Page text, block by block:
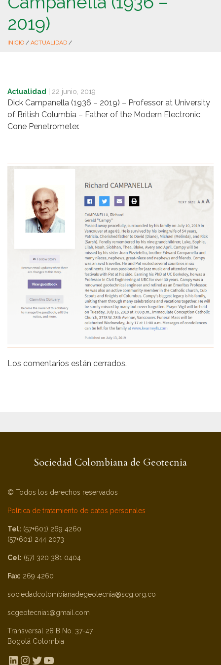
2019)
INICIO / ACTUALIDAD /
Actualidad 22 junio, 2019
Dick Campanella (1936 – 2019) – Professor at University
of British Columbia – Father of the Modern Electronic
Cone Penetrometer.
Los comentarios están cerrados.
Sociedad Colombiana de Geotecnia
© Todos los derechos reservados
Política de tratamiento de datos personales
Tel: (57+601) 269 4260
(57+601) 244 2073
Cel: (57) 320 381 0404
Fax: 269 4260
sociedadcolombianadegeotecnia@scg.org.co
scgeotecnia1@gmail.com
Transversal 28 B No. 37-47
Bogotá Colombia
LinkedIn
Instagram
Twitter
YouTube